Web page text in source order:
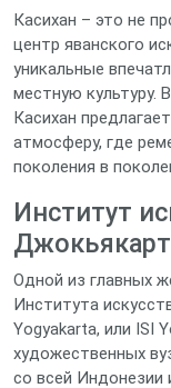
Касихан – это не
центр яванского
уникальные
местную культуру.
Касихан
атмосферу, где
поколения в
Институт
Одной из главных
Института
Yogyakarta, или ISI
художественных
со всей Индонезии